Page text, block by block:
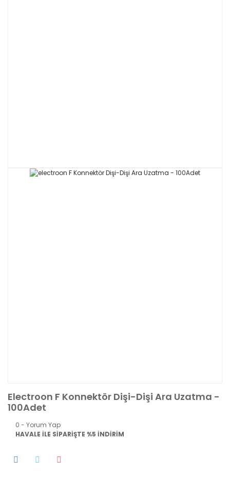
Electroon F Konnektör Dişi-Dişi Ara Uzatma -
100Adet
0 - Yorum Yap
HAVALE İLE SİPARİŞTE %5 İNDİRİM